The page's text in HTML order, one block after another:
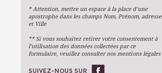
Arts Du Texte
Stages Ponctuels
Ateliers À L'année
* Attention, mettre un espace à la place d’une
apostrophe dans les champs Nom, Prénom, adresse
et Ville
** Si vous souhaitez retirer votre consentement à
l’utilisation des données collectées par ce
formulaire, veuillez consulter nos mentions légales
SUIVEZ-NOUS SUR